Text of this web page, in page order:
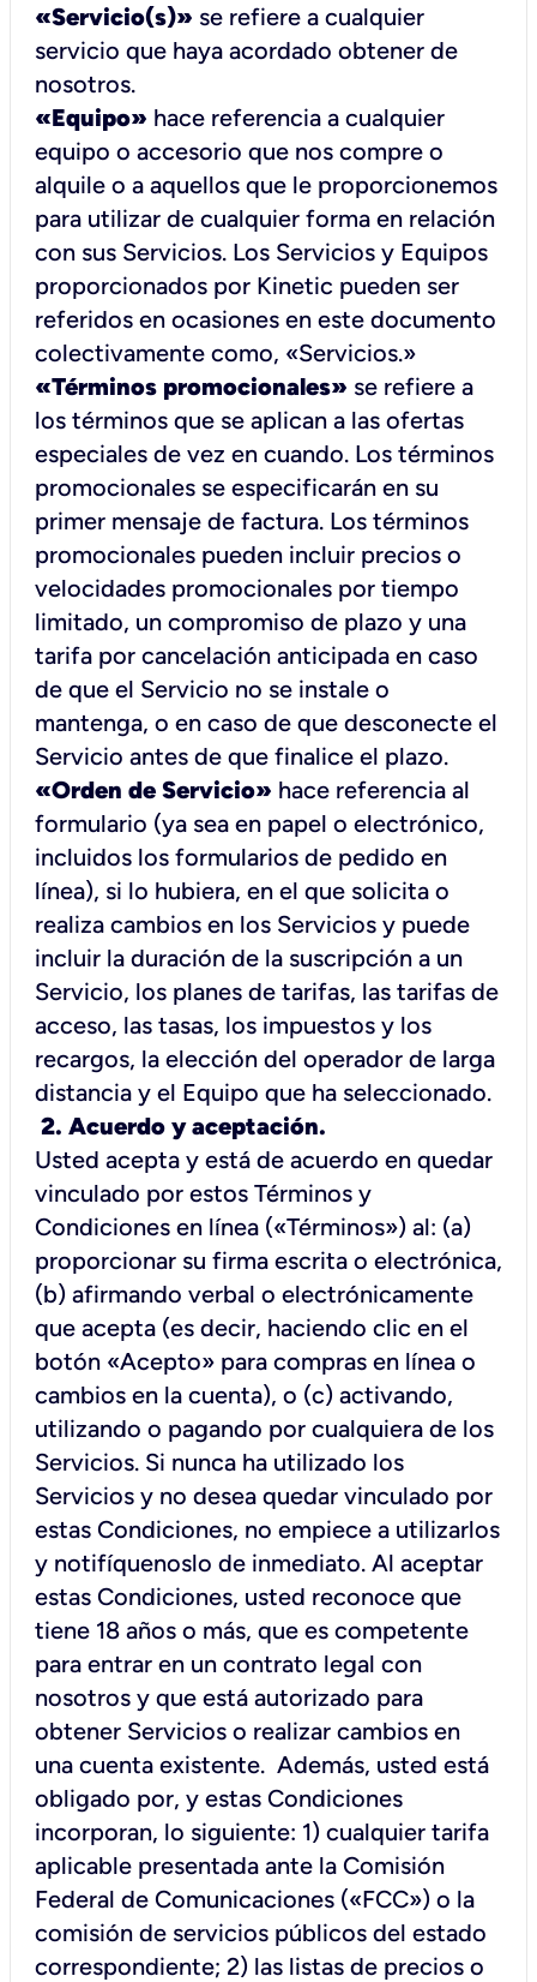
«Servicio(s)» se refiere a cualquier
servicio que haya acordado obtener de
nosotros.
«Equipo» hace referencia a cualquier
equipo o accesorio que nos compre o
alquile o a aquellos que le proporcionemos
para utilizar de cualquier forma en relación
con sus Servicios. Los Servicios y Equipos
proporcionados por Kinetic pueden ser
referidos en ocasiones en este documento
colectivamente como, «Servicios.»
«Términos promocionales» se refiere a
los términos que se aplican a las ofertas
especiales de vez en cuando. Los términos
promocionales se especificarán en su
primer mensaje de factura. Los términos
promocionales pueden incluir precios o
velocidades promocionales por tiempo
limitado, un compromiso de plazo y una
tarifa por cancelación anticipada en caso
de que el Servicio no se instale o
mantenga, o en caso de que desconecte el
Servicio antes de que finalice el plazo.
«Orden de Servicio» hace referencia al
formulario (ya sea en papel o electrónico,
incluidos los formularios de pedido en
línea), si lo hubiera, en el que solicita o
realiza cambios en los Servicios y puede
incluir la duración de la suscripción a un
Servicio, los planes de tarifas, las tarifas de
acceso, las tasas, los impuestos y los
recargos, la elección del operador de larga
distancia y el Equipo que ha seleccionado.
2. Acuerdo y aceptación.
Usted acepta y está de acuerdo en quedar
vinculado por estos Términos y
Condiciones en línea («Términos») al: (a)
proporcionar su firma escrita o electrónica,
(b) afirmando verbal o electrónicamente
que acepta (es decir, haciendo clic en el
botón «Acepto» para compras en línea o
cambios en la cuenta), o (c) activando,
utilizando o pagando por cualquiera de los
Servicios. Si nunca ha utilizado los
Servicios y no desea quedar vinculado por
estas Condiciones, no empiece a utilizarlos
y notifíquenoslo de inmediato. Al aceptar
estas Condiciones, usted reconoce que
tiene 18 años o más, que es competente
para entrar en un contrato legal con
nosotros y que está autorizado para
obtener Servicios o realizar cambios en
una cuenta existente. Además, usted está
obligado por, y estas Condiciones
incorporan, lo siguiente: 1) cualquier tarifa
aplicable presentada ante la Comisión
Federal de Comunicaciones («FCC») o la
comisión de servicios públicos del estado
correspondiente; 2) las listas de precios o